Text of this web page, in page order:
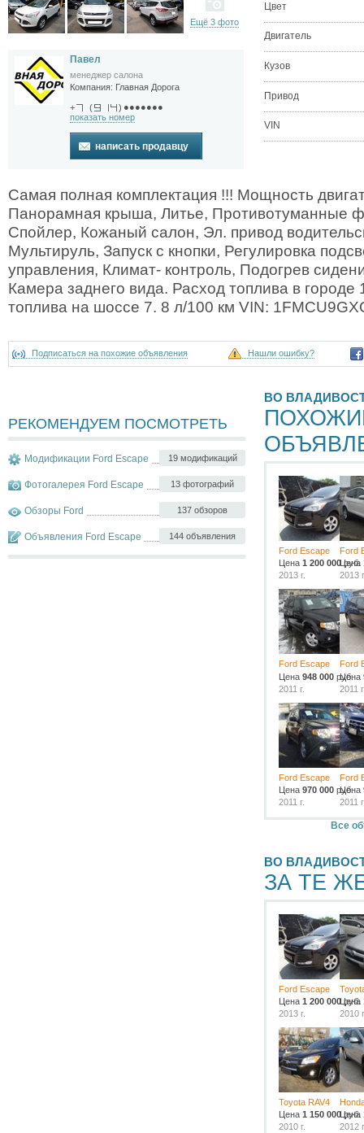
Ещё 3 фото
Павел
менеджер салона
Компания: Главная Дорога
+ ( ) ●●●●●●●
показать номер
написать продавцу
Цвет
Двигатель
Кузов
Привод
VIN
Самая полная комплектация !!! Мощность
Панорамная крыша, Литье, Противотуманные
Спойлер, Кожаный салон, Эл. привод
Мультируль, Запуск с кнопки, Регулировка
управления, Климат- контроль, Подогрев
Камера заднего вида. Расход топлива в городе
топлива на шоссе 7. 8 л/100 км VIN:
Подписаться на похожие объявления Нашли ошибку?
РЕКОМЕНДУЕМ ПОСМОТРЕТЬ
19 модификаций
Модификации Ford Escape
13 фотографий
Фотогалерея Ford Escape
137 обзоров
Обзоры Ford
144 объявления
Объявления Ford Escape
ВО
Ford Escape
Цена 1 200 000 руб.
2013 г.
Ford
Цена
2013
Ford Escape
Цена 948 000 руб.
2011 г.
Ford
Цена
2011
Ford Escape
Цена 970 000 руб.
2011 г.
Ford
Цена
2011
Все
ВО
ЗА ТЕ
Ford Escape
Цена 1 200 000 руб.
2013 г.
Цена
2010
Toyota RAV4
Цена 1 150 000 руб.
2010 г.
Цена
2012